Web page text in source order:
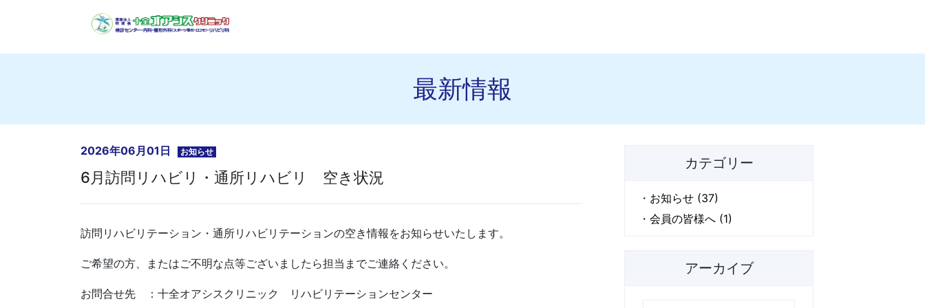
最新情報
2026年06月01日 お知らせ
6月訪問リハビリ・通所リハビリ 空き状況
訪問リハビリテーション・通所リハビリテーションの空き情報をお知らせいたします。
ご希望の方、またはご不明な点等ございましたら担当までご連絡ください。
お問合せ先 ：十全オアシスクリニック リハビリテーションセンター
カテゴリー
お知らせ (37)
会員の皆様へ (1)
アーカイブ